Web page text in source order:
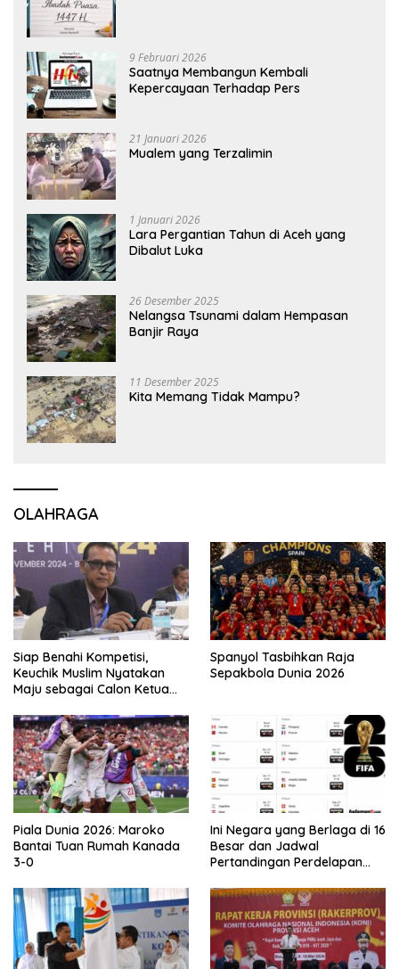
9 Februari 2026
Saatnya Membangun Kembali
Kepercayaan Terhadap Pers
21 Januari 2026
Mualem yang Terzalimin
1 Januari 2026
Lara Pergantian Tahun di Aceh yang
Dibalut Luka
26 Desember 2025
Nelangsa Tsunami dalam Hempasan
Banjir Raya
11 Desember 2025
Kita Memang Tidak Mampu?
OLAHRAGA
Siap Benahi Kompetisi,
Keuchik Muslim Nyatakan
Maju sebagai Calon Ketua
Spanyol Tasbihkan Raja
Sepakbola Dunia 2026
Piala Dunia 2026: Maroko
Bantai Tuan Rumah Kanada
3-0
Ini Negara yang Berlaga di 16
Besar dan Jadwal
Pertandingan Perdelapan